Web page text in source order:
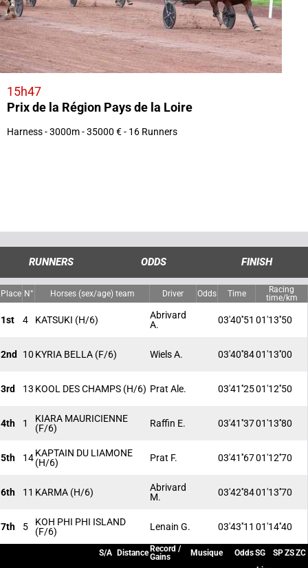
15h47
Prix de la Région Pays de la Loire
Harness - 3000m - 35000 € - 16 Runners
RUNNERS ODDS FINISH
Place N° Horses (sex/age) team Driver Odds Time
Racing
time/km
1st 4 KATSUKI (H/6)
Abrivard
A.
03'40''51 01'13''50
2nd 10 KYRIA BELLA (F/6) Wiels A. 03'40''8401'13''00
3rd 13 KOOL DES CHAMPS (H/6) Prat Ale. 03'41''2501'12''50
4th 1
KIARA MAURICIENNE
(F/6)
Raffin E. 03'41''3701'13''80
5th 14KAPTAIN DU LIAMONE
(H/6)
Prat F. 03'41''6701'12''70
6th 11 KARMA (H/6)
Abrivard
M.
03'42''8401'13''70
7th 5
KOH PHI PHI ISLAND
(F/6)
Lenain G. 03'43''11 01'14''40
S/A Distance Record /
Gains
Musique OddsSG SPZSZC